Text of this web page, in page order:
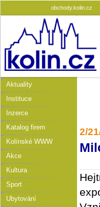
obchody.kolin.cz
Aktuality
Instituce
Inzerce
Katalog firem
Kolínské WWW
Akce
Kultura
Sport
Ubytování
2/